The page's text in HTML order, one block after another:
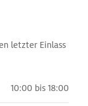
letzter Einlass
10:00 bis 18:00